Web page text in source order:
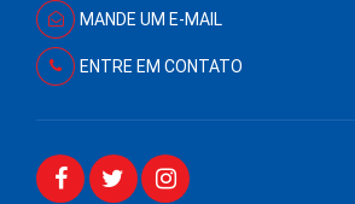
MANDE UM E-MAIL
ENTRE EM CONTATO